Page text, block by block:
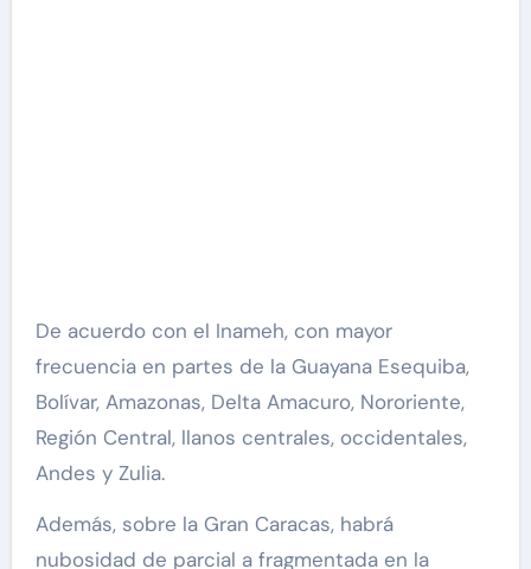
De acuerdo con el Inameh, con mayor
frecuencia en partes de la Guayana Esequiba,
Bolívar, Amazonas, Delta Amacuro, Nororiente,
Región Central, llanos centrales, occidentales,
Andes y Zulia.
Además, sobre la Gran Caracas, habrá
nubosidad de parcial a fragmentada en la